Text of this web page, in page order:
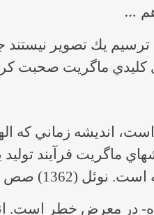
…
كليدي ماگريت صحبت
صص 19-22